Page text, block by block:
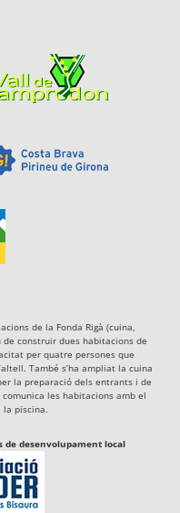
de la Fonda Rigà (cuina,
de construir dues habitacions de
per quatre persones que
També s’ha ampliat la cuina
la preparació dels entrants i de
les habitacions amb el
la piscina.
de desenvolupament local